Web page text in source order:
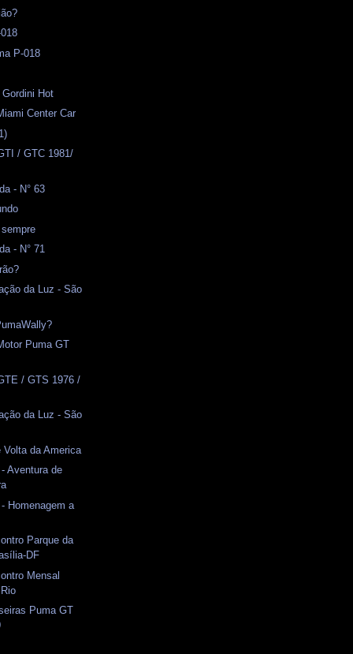
P-018
Hot
Center Car
/ GTC 1981/
- N° 63
- N° 71
da Luz - São
Puma GT
/ GTS 1976 /
da Luz - São
Volta da America
Aventura de
Homenagem a
Parque da
DF
Mensal
Puma GT